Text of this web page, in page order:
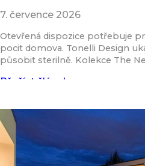
7. července 2026
Otevřená dispozice potřebuje
pocit domova. Tonelli Design
působit sterilně. Kolekce The
Přečíst článek